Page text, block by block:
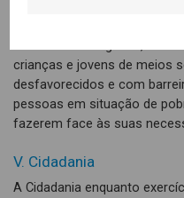
crianças e jovens de meios
desfavorecidos e com
pessoas em situação de
fazerem face às suas
V. Cidadania
A Cidadania enquanto